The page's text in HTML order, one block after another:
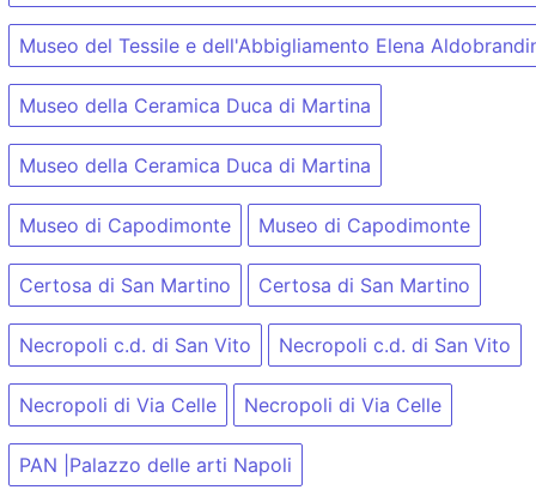
Museo del Tessile e dell'Abbigliamento Elena
Museo della Ceramica Duca di Martina
Museo della Ceramica Duca di Martina
Museo di Capodimonte Museo di Capodimonte
Certosa di San Martino Certosa di San Martino
Necropoli c.d. di San Vito Necropoli c.d. di San Vito
Necropoli di Via Celle Necropoli di Via Celle
PAN |Palazzo delle arti Napoli